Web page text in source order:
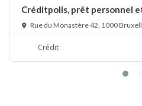
Créditpolis, prêt personnel
Rue du Monastère 42, 1000
Crédit